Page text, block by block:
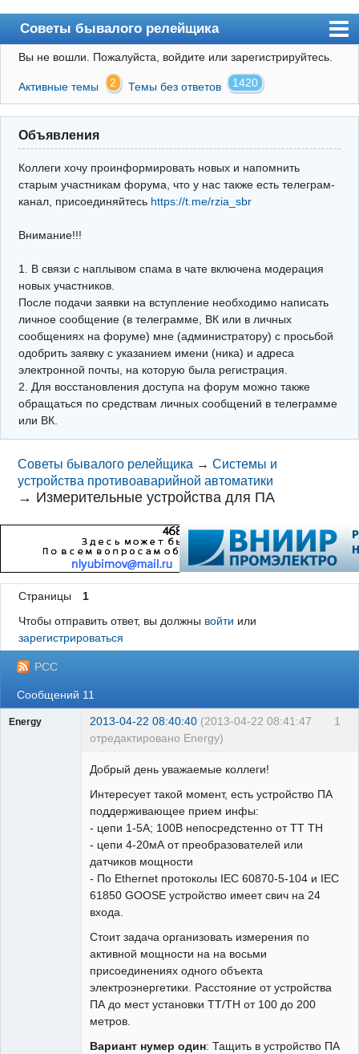
Советы бывалого релейщика
Форум
Правила
Поиск
Регистрация
Архив
Почта
Поиск релейщика
Видео РЗиА
Фотохостинг
Телеграм
Вы не вошли. Пожалуйста, войдите или зарегистрируйтесь.
Активные темы 2 Темы без ответов 1420
Объявления
Коллеги хочу проинформировать новых и напомнить
старым участникам форума, что у нас также есть телеграм-
канал, присоединяйтесь https://t.me/rzia_sbr
Внимание!!!
1. В связи с наплывом спама в чате включена модерация
новых участников.
После подачи заявки на вступление необходимо написать
личное сообщение (в телеграмме, ВК или в личных
сообщениях на форуме) мне (администратору) с просьбой
одобрить заявку с указанием имени (ника) и адреса
электронной почты, на которую была регистрация.
2. Для восстановления доступа на форум можно также
обращаться по средствам личных сообщений в телеграмме
или ВК.
Советы бывалого релейщика →Системы и
устройства противоаварийной автоматики
→ Измерительные устройства для ПА
Страницы
1
Чтобы отправить ответ, вы должны войти или
зарегистрироваться
РСС
Сообщений 11
1
Energy 2013-04-22 08:40:40 (2013-04-22 08:41:47
отредактировано Energy)
Добрый день уважаемые коллеги!
Интересует такой момент, есть устройство ПА
поддерживающее прием инфы:
- цепи 1-5А; 100В непосредстенно от ТТ ТН
- цепи 4-20мА от преобразователей или
датчиков мощности
- По Ethernet протоколы IEC 60870-5-104 и IEC
61850 GOOSE устройство имеет свич на 24
входа.
Стоит задача организовать измерения по
активной мощности на на восьми
присоединениях одного объекта
электроэнергетики. Расстояние от устройства
ПА до мест установки ТТ/ТН от 100 до 200
метров.
Вариант нумер один: Тащить в устройство ПА